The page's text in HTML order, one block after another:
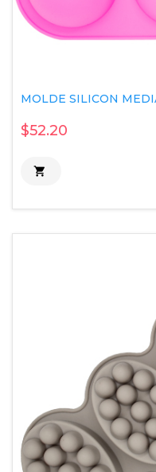
MOLDE SILICON
$52.20
